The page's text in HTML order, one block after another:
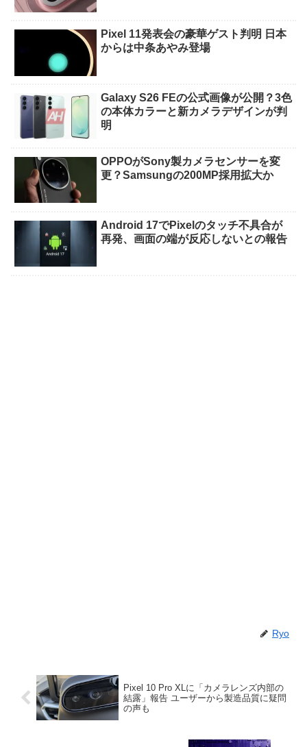
Pixel 11発表会の豪華ゲスト判明 日本
からは中条あやみ登場
Galaxy S26 FEの公式画像が公開？3色
の本体カラーと新カメラデザインが判
明
OPPOがSony製カメラセンサーを変
更？Samsungの200MP採用拡大か
Android 17でPixelのタッチ不具合が
再発、画面の端が反応しないとの報告
Ryo
Pixel 10 Pro XLに「カメラレンズ内部の
結露」報告 ユーザーから製造品質に疑問
の声も